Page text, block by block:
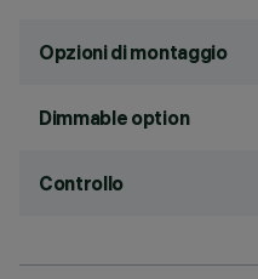
Opzioni di montaggio
Dimmable option
Controllo